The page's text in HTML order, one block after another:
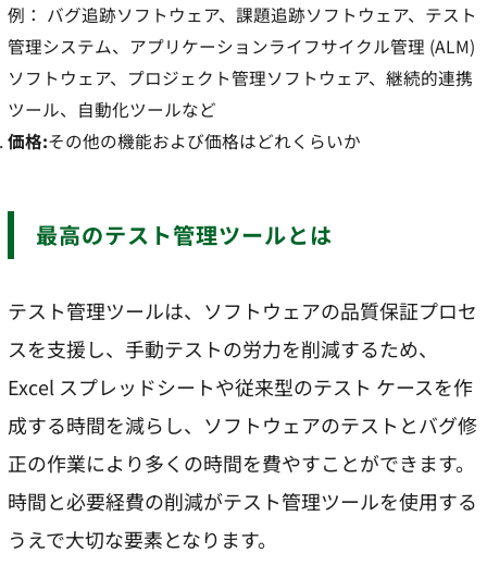
例： バグ追跡ソフトウェア、課題追跡ソフトウェア、テスト
管理システム、アプリケーションライフサイクル管理 (ALM)
ソフトウェア、プロジェクト管理ソフトウェア、継続的連携
ツール、自動化ツールなど
価格:その他の機能および価格はどれくらいか
最高のテスト管理ツールとは
テスト管理ツールは、ソフトウェアの品質保証プロセ
スを支援し、手動テストの労力を削減するため、
Excel スプレッドシートや従来型のテスト ケースを作
成する時間を減らし、ソフトウェアのテストとバグ修
正の作業により多くの時間を費やすことができます。
時間と必要経費の削減がテスト管理ツールを使用する
うえで大切な要素となります。